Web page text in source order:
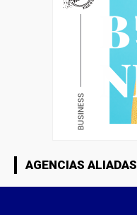
AGENCIAS ALIADAS